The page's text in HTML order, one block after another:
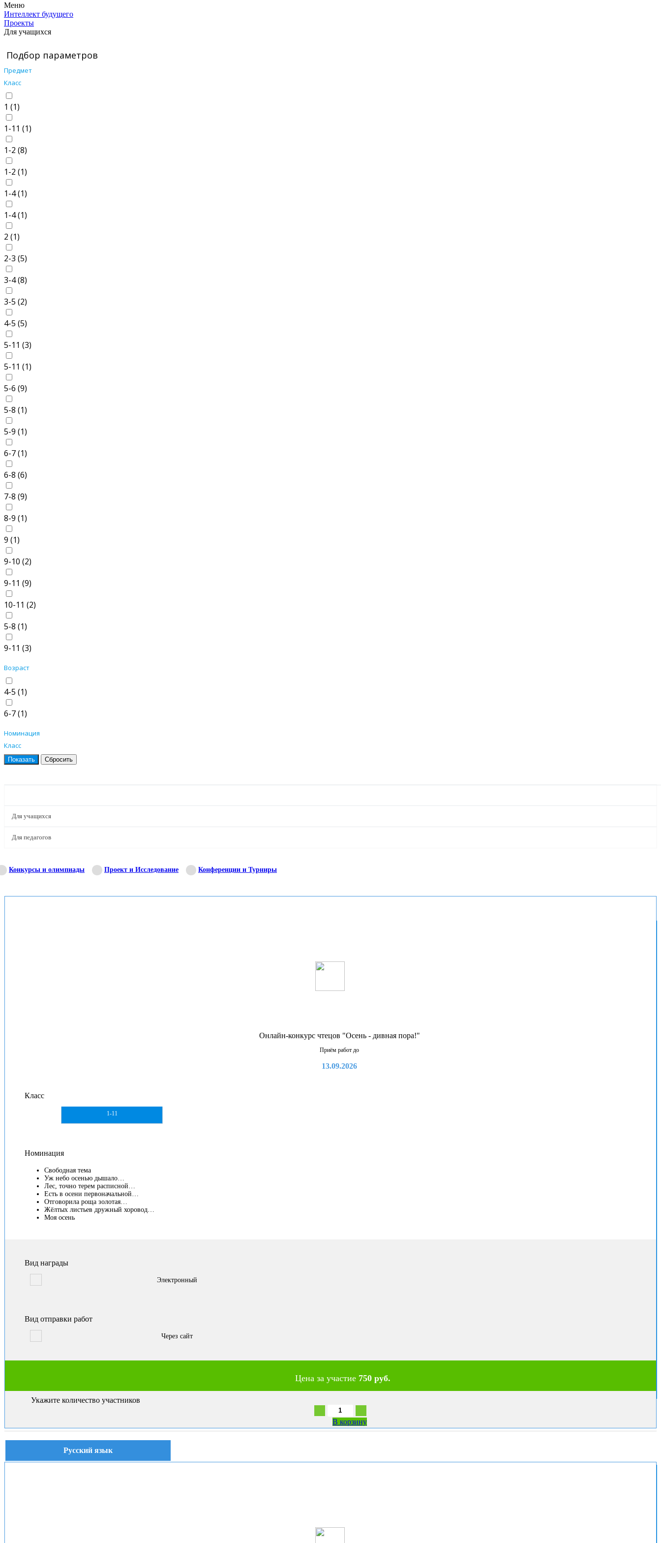
Меню
Интеллект будущего
Проекты
Для учащихся
Подбор параметров
Предмет
Класс
1 (1)
1-11 (1)
1-2 (8)
1-2 (1)
1-4 (1)
1-4 (1)
2 (1)
2-3 (5)
3-4 (8)
3-5 (2)
4-5 (5)
5-11 (3)
5-11 (1)
5-6 (9)
5-8 (1)
5-9 (1)
6-7 (1)
6-8 (6)
7-8 (9)
8-9 (1)
9 (1)
9-10 (2)
9-11 (9)
10-11 (2)
5-8 (1)
9-11 (3)
Возраст
4-5 (1)
6-7 (1)
Номинация
Класс
Для учащихся
Для педагогов
Конкурсы и олимпиады Проект и Исследование Конференции и Турниры
Онлайн-конкурс чтецов "Осень - дивная пора!"
Приём работ до
13.09.2026
Класс
1-11
Номинация
Свободная тема
Уж небо осенью дышало…
Лес, точно терем расписной…
Есть в осени первоначальной…
Отговорила роща золотая…
Жёлтых листьев дружный хоровод…
Моя осень
Вид награды
Электронный
Вид отправки работ
Через сайт
Цена за участие 750 руб.
Укажите количество участников
В корзину
Русский язык